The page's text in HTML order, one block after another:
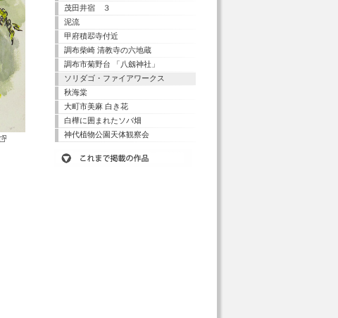
茂田井宿 ３
泥流
甲府積翆寺付近
調布柴崎 清教寺の六地蔵
調布市菊野台 「八劔神社」
ソリダゴ・ファイアワークス
秋海棠
大町市美麻 白き花
白樺に囲まれたソバ畑
神代植物公園天体観察会